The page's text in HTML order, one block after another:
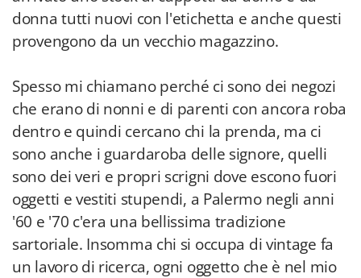
donna tutti nuovi con l'etichetta e anche questi
provengono da un vecchio magazzino.
Spesso mi chiamano perché ci sono dei negozi
che erano di nonni e di parenti con ancora roba
dentro e quindi cercano chi la prenda, ma ci
sono anche i guardaroba delle signore, quelli
sono dei veri e propri scrigni dove escono fuori
oggetti e vestiti stupendi, a Palermo negli anni
'60 e '70 c'era una bellissima tradizione
sartoriale. Insomma chi si occupa di vintage fa
un lavoro di ricerca, ogni oggetto che è nel mio